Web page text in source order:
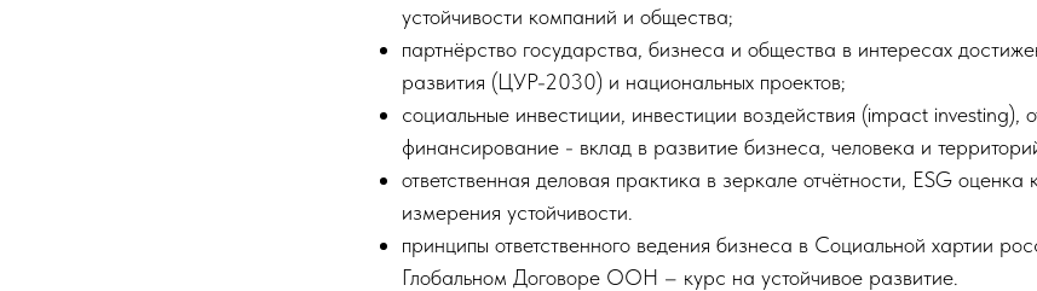
устойчивости компаний и общества;
партнёрство государства, бизнеса и общества в интересах
развития (ЦУР-2030) и национальных проектов;
социальные инвестиции, инвестиции воздействия (impact investing),
финансирование - вклад в развитие бизнеса, человека и
ответственная деловая практика в зеркале отчётности, ESG
измерения устойчивости.
принципы ответственного ведения бизнеса в Социальной хартии
Глобальном Договоре ООН – курс на устойчивое развитие.